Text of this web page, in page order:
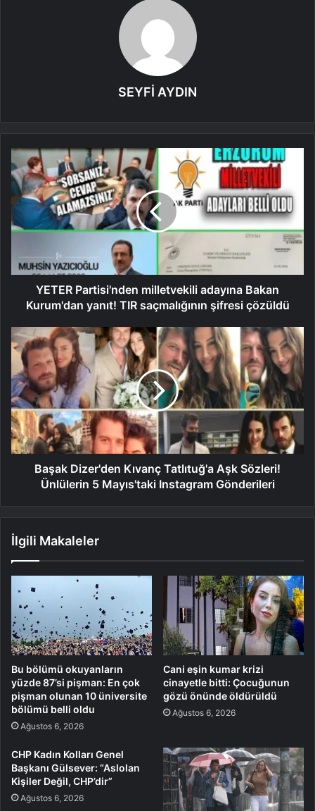
SEYFİ AYDIN
YETER Partisi'nden milletvekili adayına Bakan
Kurum'dan yanıt! TIR saçmalığının şifresi çözüldü
Başak Dizer'den Kıvanç Tatlıtuğ'a Aşk Sözleri!
Ünlülerin 5 Mayıs'taki Instagram Gönderileri
İlgili Makaleler
Bu bölümü okuyanların
yüzde 87’si pişman: En çok
pişman olunan 10 üniversite
bölümü belli oldu
Ağustos 6, 2026
Cani eşin kumar krizi
cinayetle bitti: Çocuğunun
gözü önünde öldürüldü
Ağustos 6, 2026
CHP Kadın Kolları Genel
Başkanı Gülsever: “Aslolan
Kişiler Değil, CHP’dir”
Ağustos 6, 2026